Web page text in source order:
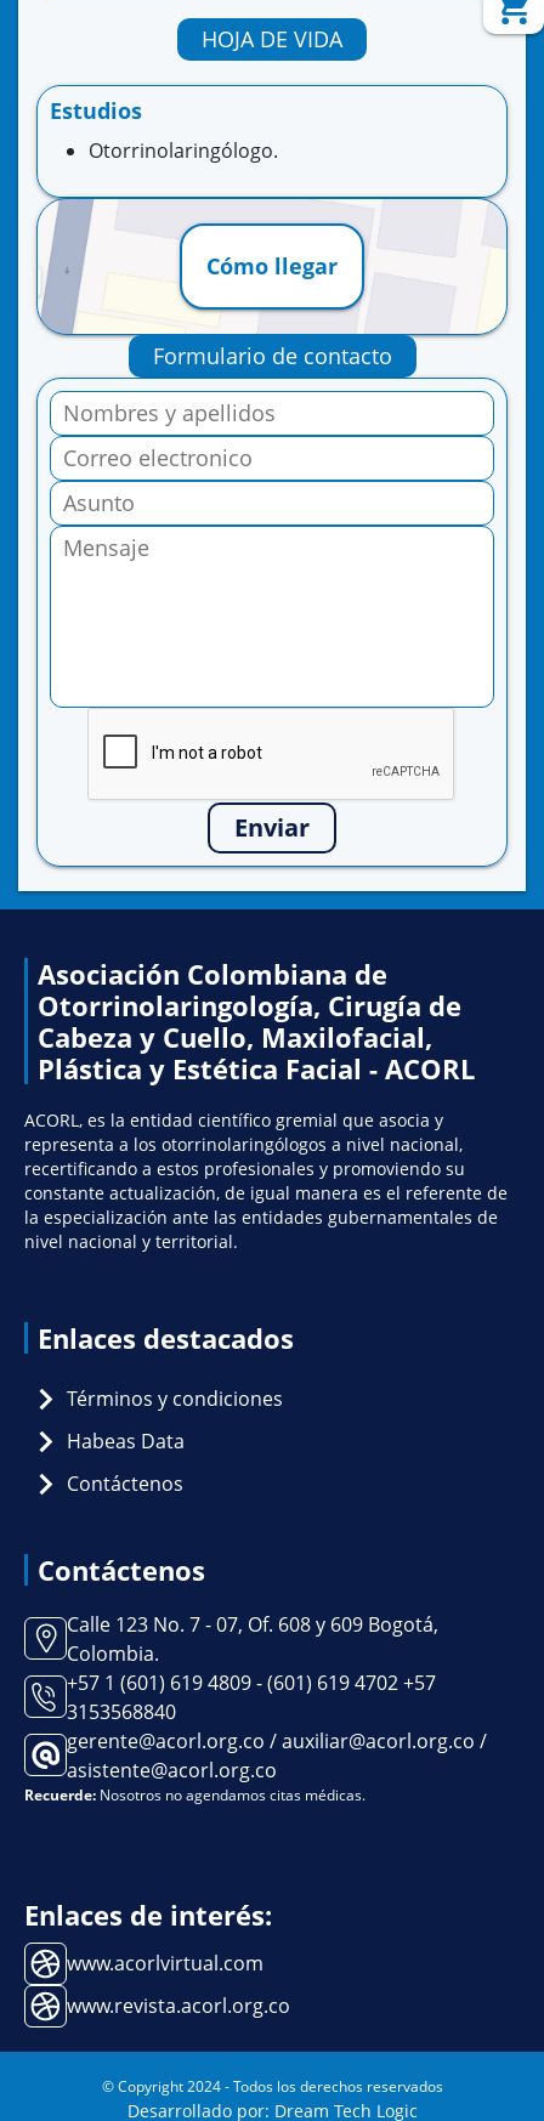
HOJA DE VIDA
Estudios
Otorrinolaringólogo.
Cómo llegar
Formulario de contacto
Enviar
Asociación Colombiana de
Otorrinolaringología, Cirugía de
Cabeza y Cuello, Maxilofacial,
Plástica y Estética Facial - ACORL
ACORL, es la entidad científico gremial que asocia y
representa a los otorrinolaringólogos a nivel nacional,
recertificando a estos profesionales y promoviendo su
constante actualización, de igual manera es el referente de
la especialización ante las entidades gubernamentales de
nivel nacional y territorial.
Enlaces destacados
Términos y condiciones
Habeas Data
Contáctenos
Contáctenos
Calle 123 No. 7 - 07, Of. 608 y 609 Bogotá,
Colombia.
+57 1 (601) 619 4809 - (601) 619 4702 +57
3153568840
gerente@acorl.org.co / auxiliar@acorl.org.co /
asistente@acorl.org.co
Recuerde: Nosotros no agendamos citas médicas.
Enlaces de interés:
www.acorlvirtual.com
www.revista.acorl.org.co
© Copyright 2024 - Todos los derechos reservados
Desarrollado por: Dream Tech Logic